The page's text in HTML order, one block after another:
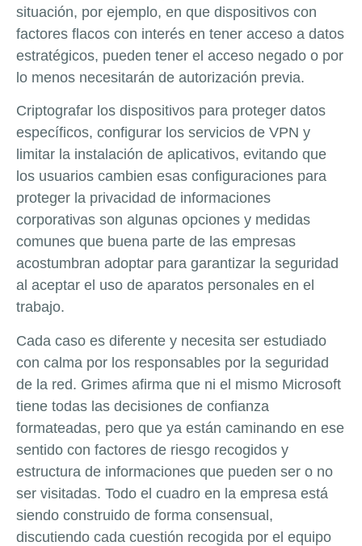
situación, por ejemplo, en que dispositivos con
factores flacos con interés en tener acceso a datos
estratégicos, pueden tener el acceso negado o por
lo menos necesitarán de autorización previa.
Criptografar los dispositivos para proteger datos
específicos, configurar los servicios de VPN y
limitar la instalación de aplicativos, evitando que
los usuarios cambien esas configuraciones para
proteger la privacidad de informaciones
corporativas son algunas opciones y medidas
comunes que buena parte de las empresas
acostumbran adoptar para garantizar la seguridad
al aceptar el uso de aparatos personales en el
trabajo.
Cada caso es diferente y necesita ser estudiado
con calma por los responsables por la seguridad
de la red. Grimes afirma que ni el mismo Microsoft
tiene todas las decisiones de confianza
formateadas, pero que ya están caminando en ese
sentido con factores de riesgo recogidos y
estructura de informaciones que pueden ser o no
ser visitadas. Todo el cuadro en la empresa está
siendo construido de forma consensual,
discutiendo cada cuestión recogida por el equipo